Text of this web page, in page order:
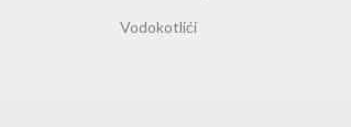
Vodokotlići